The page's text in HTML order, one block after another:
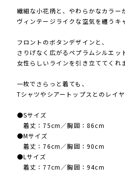
繊細な小花柄と、やわらかなカラー
ヴィンテージライクな空気を纏うキ
フロントのボタンデザインと、
さりげなく広がるペプラムシルエッ
女性らしいラインを引き立ててくれ
一枚でさらっと着ても、
Tシャツやシアートップスとのレイヤ
●Sサイズ
着丈：75cm／胸囲：86cm
●Mサイズ
着丈：76cm／胸囲：90cm
●Lサイズ
着丈：77cm／胸囲：94cm